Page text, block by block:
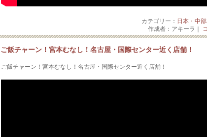
カテゴリー： 日本・中
作成者：アキーラ｜
ご飯チャーン！宮本むなし！名古屋・国際センター近く店舗！
ご飯チャーン！宮本むなし！名古屋・国際センター近く店舗！